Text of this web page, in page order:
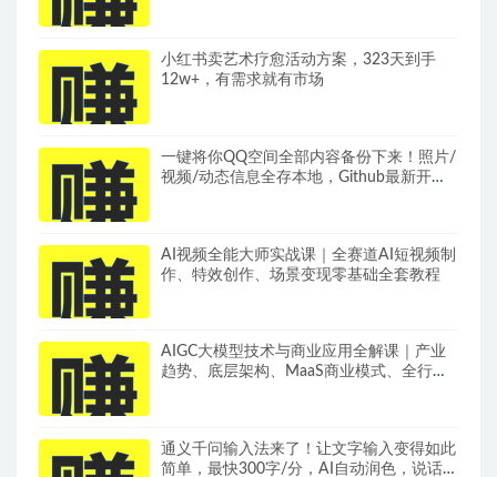
小红书卖艺术疗愈活动方案，323天到手
12w+，有需求就有市场
一键将你QQ空间全部内容备份下来！照片/
视频/动态信息全存本地，Github最新开源
AI视频全能大师实战课｜全赛道AI短视频制
作、特效创作、场景变现零基础全套教程
AIGC大模型技术与商业应用全解课｜产业
趋势、底层架构、MaaS商业模式、全行业
通义千问输入法来了！让文字输入变得如此
简单，最快300字/分，AI自动润色，说话秒